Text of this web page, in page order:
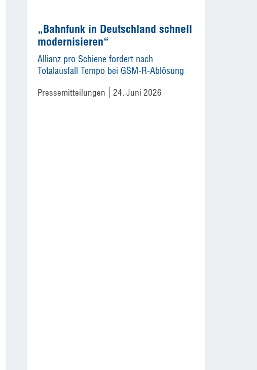
„Bahnfunk in Deutschland schnell
modernisieren“
Allianz pro Schiene fordert nach
Totalausfall Tempo bei GSM-R-Ablösung
Pressemitteilungen 24. Juni 2026